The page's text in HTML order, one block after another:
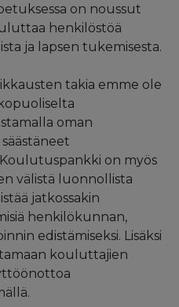
on noussut
henkilöstöä
ja lapsen tukemisesta.
takia emme ole
oman
on myös
välistä luonnollista
jatkossakin
henkilökunnan,
edistämiseksi. Lisäksi
kouluttajien